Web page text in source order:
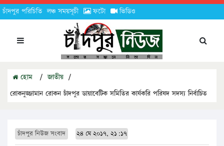
চাঁদপুর পরিচিতি লঞ্চ সময়সূচী ফটো ভিডিও
হোম / জাতীয় /
রোকনুজ্জামান রোকন চাঁদপুর ডায়াবেটিক সমিতির কার্যকরি পরিষদ সদস্য নির্বাচিত
চাঁদপুর নিউজ সংবাদ ২৪ মে ২০১৭, ২১:১৭